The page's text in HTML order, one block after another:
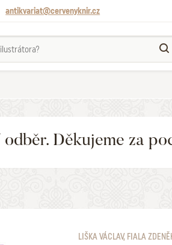
antikvariat@cervenyknir.cz
Děkujeme za
LIŠKA VÁCLAV, FIALA